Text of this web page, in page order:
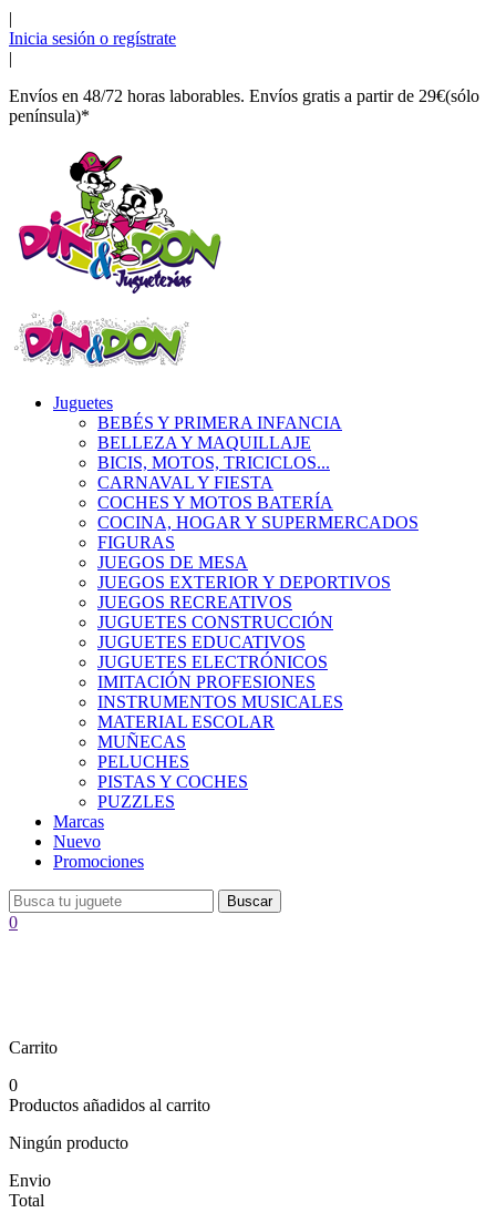
|
Inicia sesión o regístrate
|
Envíos en 48/72 horas laborables. Envíos gratis a partir de 29€(sólo
península)*
Juguetes
BEBÉS Y PRIMERA INFANCIA
BELLEZA Y MAQUILLAJE
BICIS, MOTOS, TRICICLOS...
CARNAVAL Y FIESTA
COCHES Y MOTOS BATERÍA
COCINA, HOGAR Y SUPERMERCADOS
FIGURAS
JUEGOS DE MESA
JUEGOS EXTERIOR Y DEPORTIVOS
JUEGOS RECREATIVOS
JUGUETES CONSTRUCCIÓN
JUGUETES EDUCATIVOS
JUGUETES ELECTRÓNICOS
IMITACIÓN PROFESIONES
INSTRUMENTOS MUSICALES
MATERIAL ESCOLAR
MUÑECAS
PELUCHES
PISTAS Y COCHES
PUZZLES
Marcas
Nuevo
Promociones
Buscar
0
Carrito
0
Productos añadidos al carrito
Ningún producto
Envio
Total